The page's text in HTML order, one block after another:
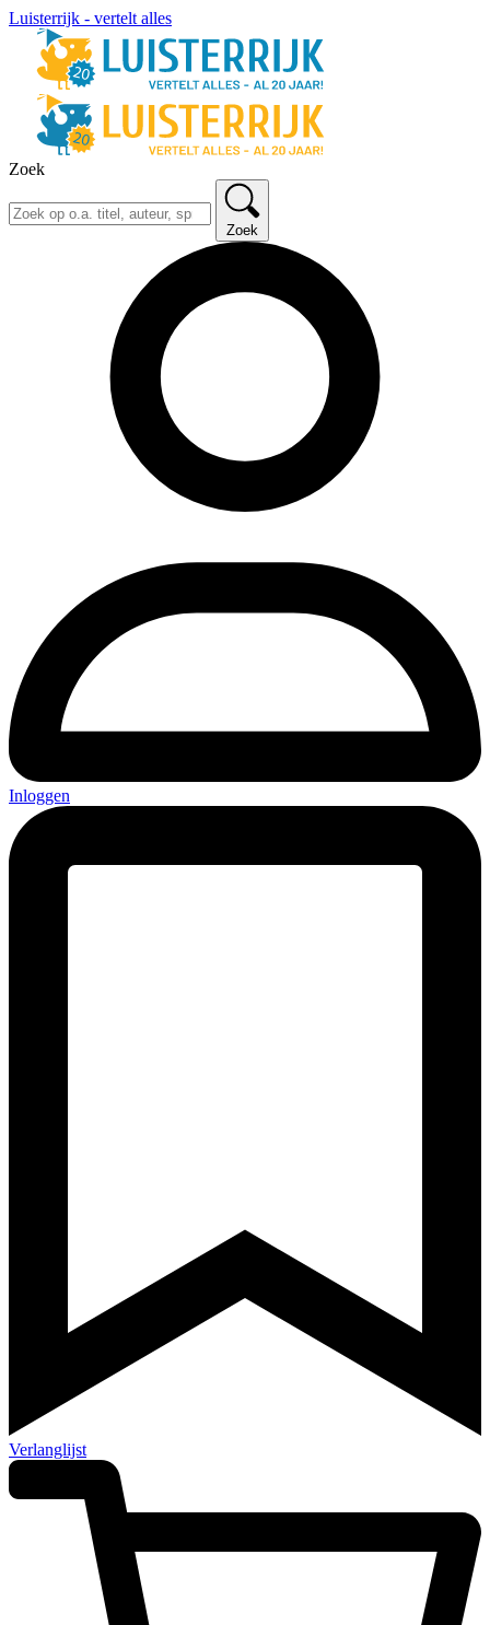
Luisterrijk - vertelt alles
Zoek
Zoek
Inloggen
Verlanglijst